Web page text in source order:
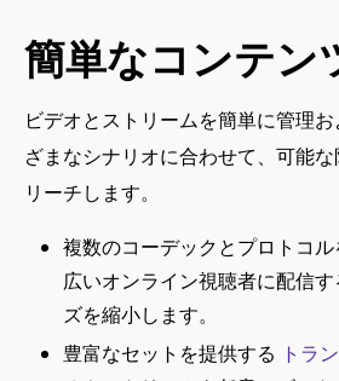
簡単なコンテン
ビデオとストリームを簡単に管理
ざまなシナリオに合わせて、可能
リーチします。
複数のコーデックとプロトコ
広いオンライン視聴者に配信
ズを縮小します。
豊富なセットを提供する トラ